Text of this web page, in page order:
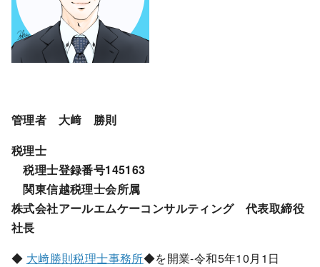
管理者 大﨑 勝則
税理士
税理士登録番号145163
関東信越税理士会所属
株式会社アールエムケーコンサルティング 代表取締役
社長
◆ 大﨑勝則税理士事務所◆を開業-令和5年10月1日